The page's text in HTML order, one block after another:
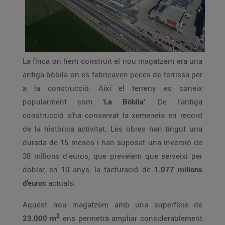
La finca on hem construït el nou magatzem era una
antiga bòbila on es fabricaven peces de terrissa per
a la construcció. Així el terreny es coneix
popularment com ‘La Bòbila’. De l’antiga
construcció s’ha conservat la xemeneia en record
de la històrica activitat. Les obres han tingut una
durada de 15 mesos i han suposat una inversió de
38 milions d’euros, que preveiem que serveixi per
doblar, en 10 anys, la facturació de 1.077 milions
d’euros actuals.
Aquest nou magatzem amb una superfície de
23.000 m2 ens permetrà ampliar considerablement